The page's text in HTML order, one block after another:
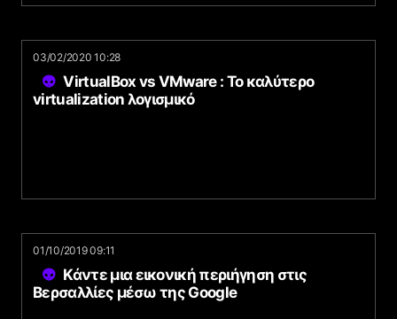
03/02/2020 10:28
VirtualBox vs VMware : Το καλύτερο
virtualization λογισμικό
01/10/2019 09:11
Κάντε μια εικονική περιήγηση στις
Βερσαλλίες μέσω της Google